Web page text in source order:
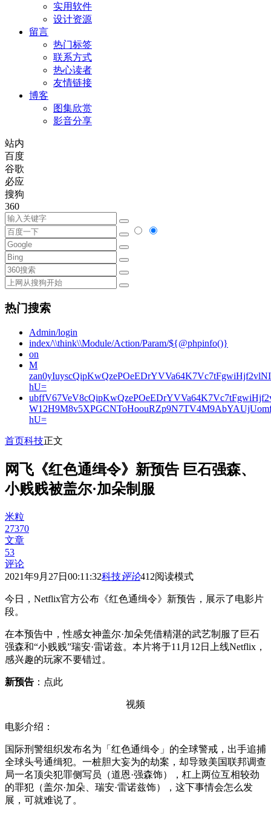
实用软件
设计资源
留言
热门标签
联系方式
热心读者
友情链接
博客
图集欣赏
影音分享
站内
百度
谷歌
必应
搜狗
360
热门搜索
Admin/login
index/\\think\\Module/Action/Param/${@phpinfo()}
on
M
hU=
hU=
首页科技正文
网飞《红色通缉令》新预告 巨石强森、
小贱贱被盖尔·加朵制服
米粒
27370
文章
53
评论
2021年9月27日00:11:32科技评论412阅读模式
今日，Netflix官方公布《红色通缉令》新预告，展示了电影片
段。
在本预告中，性感女神盖尔·加朵凭借精湛的武艺制服了巨石
强森和“小贱贱”瑞安·雷诺兹。本片将于11月12日上线Netflix，
感兴趣的玩家不要错过。
新预告 ：点此
视频
电影介绍：
国际刑警组织发布名为「红色通缉令」的全球警戒，出手追捕
全球头号通缉犯。一桩胆大妄为的劫案，却导致美国联邦调查
局一名顶尖犯罪侧写员（道恩·强森饰），杠上两位互相较劲
的罪犯（盖尔·加朵、瑞安·雷诺兹饰），这下事情会怎么发
展，可就难说了。